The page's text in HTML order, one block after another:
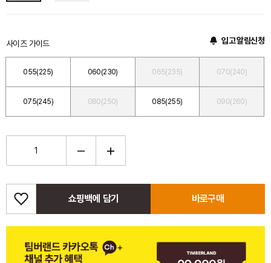
사이즈 가이드 입고 알림신청
055(225) 060(230) 065(235) 070(240)
075(245) 080(250) 085(255) 090(260)
쇼핑백에 담기 바로구매